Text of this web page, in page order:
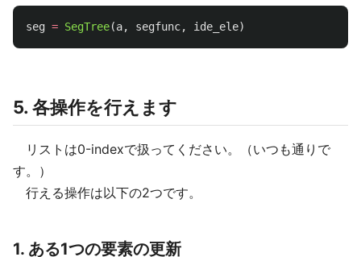
seg = SegTree(a, segfunc, ide_ele)
5. 各操作を行えます
リストは0-indexで扱ってください。（いつも通りで
す。）
行える操作は以下の2つです。
1. ある1つの要素の更新